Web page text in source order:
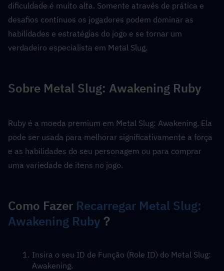
dificuldade é muito alta. Somente através de prática e
desafios contínuos os jogadores podem dominar as
habilidades e estratégias do jogo e se tornar um
verdadeiro especialista em Metal Slug.
Sobre Metal Slug: Awakening Ruby
Ruby é a moeda premium em Metal Slug: Awakening. Ela
pode ser usada para melhorar significativamente a força
e as habilidades do seu personagem ou para comprar
uma variedade de itens no jogo.
Como Fazer Recarregar Metal Slug:
Awakening Ruby ？
Insira o seu ID de Função (Role ID) do Metal Slug:
Awakening.